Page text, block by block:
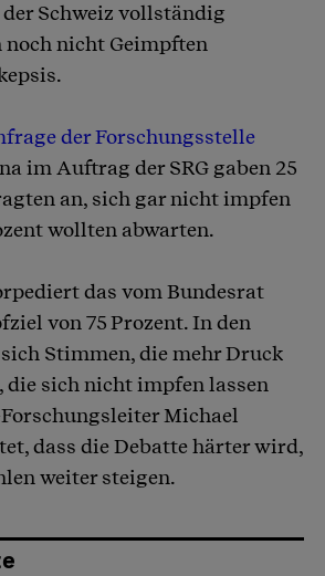
Schweiz vollständig
noch nicht Geimpften
der Forschungsstelle
im Auftrag der SRG gaben 25
an, sich gar nicht impfen
wollten abwarten.
das vom Bundesrat
von 75 Prozent. In den
Stimmen, die mehr Druck
die sich nicht impfen lassen
Michael
dass die Debatte härter wird,
weiter steigen.